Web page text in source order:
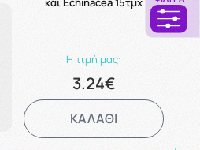
Η τιμή μας:
3.24€
ΚΑΛΑΘΙ